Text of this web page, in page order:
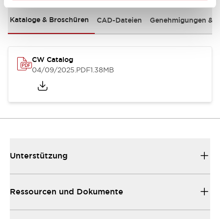
Kataloge & Broschüren CAD-Dateien Genehmigungen &
CW Catalog
04/09/2025.PDF1.38MB
Unterstützung
Ressourcen und Dokumente